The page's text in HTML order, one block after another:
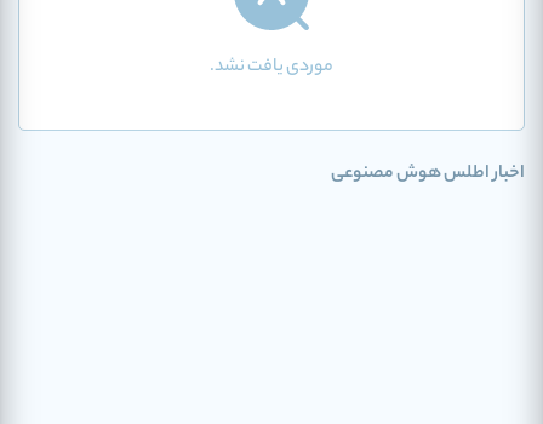
موردی یافت نشد.
اخبار اطلس هوش مصنوعی